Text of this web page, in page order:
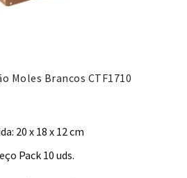
Moles Brancos CTF1710
20 x 18 x 12 cm
Pack 10 uds.